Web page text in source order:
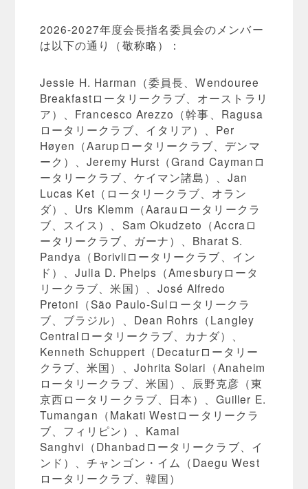
2026-2027年度会長指名委員会のメンバー
は以下の通り（敬称略）：
Jessie H. Harman（委員長、Wendouree
Breakfastロータリークラブ、オーストラリ
ア）、Francesco Arezzo（幹事、Ragusa
ロータリークラブ、イタリア）、Per
Høyen（Aarupロータリークラブ、デンマ
ーク）、Jeremy Hurst（Grand Caymanロ
ータリークラブ、ケイマン諸島）、Jan
Lucas Ket（ロータリークラブ、オラン
ダ）、Urs Klemm（Aarauロータリークラ
ブ、スイス）、Sam Okudzeto（Accraロ
ータリークラブ、ガーナ）、Bharat S.
Pandya（Borivliロータリークラブ、イン
ド）、Julia D. Phelps（Amesburyロータ
リークラブ、米国）、José Alfredo
Pretoni（São Paulo-Sulロータリークラ
ブ、ブラジル）、Dean Rohrs（Langley
Centralロータリークラブ、カナダ）、
Kenneth Schuppert（Decaturロータリー
クラブ、米国）、Johrita Solari（Anaheim
ロータリークラブ、米国）、辰野克彦（東
京西ロータリークラブ、日本）、Guiller E.
Tumangan（Makati Westロータリークラ
ブ、フィリピン）、Kamal
Sanghvi（Dhanbadロータリークラブ、イ
ンド）、チャンゴン・イム（Daegu West
ロータリークラブ、韓国）